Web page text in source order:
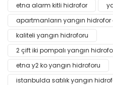
Ürün resmi kalitesiz, bozuk
Ürün açıklamasında eksik
Ürün bilgilerinde hatalar
Ürün fiyatı diğer sitelerden
Bu ürüne benzer farklı
etna alarm kitli hidrofor
apartmanların yangın hidrofor
kaliteli yangın hidroforu
2 çift iki pompalı yangın
etna y2 ko yangın hidroforu
istanbulda satılık yangın